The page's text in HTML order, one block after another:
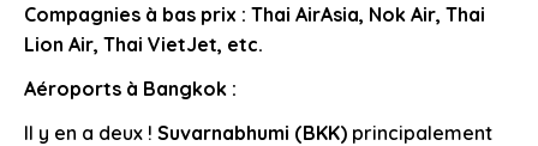
Compagnies à bas prix : Thai AirAsia, Nok Air, Thai
Lion Air, Thai VietJet, etc.
Aéroports à Bangkok :
Il y en a deux ! Suvarnabhumi (BKK) principalement